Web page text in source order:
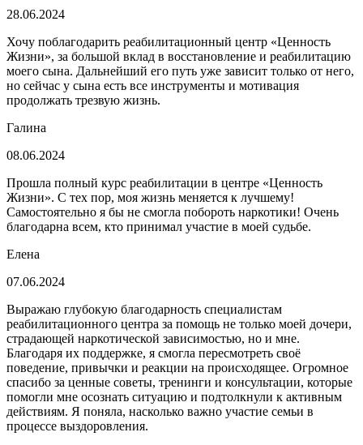
28.06.2024
Хочу поблагодарить реабилитационный центр «Ценность
Жизни», за большой вклад в восстановление и реабилитацию
моего сына. Дальнейший его путь уже зависит только от него,
но сейчас у сына есть все инструменты и мотивация
продолжать трезвую жизнь.
Галина
08.06.2024
Прошла полный курс реабилитации в центре «Ценность
Жизни». С тех пор, моя жизнь меняется к лучшему!
Самостоятельно я бы не смогла побороть наркотики! Очень
благодарна всем, кто принимал участие в моей судьбе.
Елена
07.06.2024
Выражаю глубокую благодарность специалистам
реабилитационного центра за помощь не только моей дочери,
страдающей наркотической зависимостью, но и мне.
Благодаря их поддержке, я смогла пересмотреть своё
поведение, привычки и реакции на происходящее. Огромное
спасибо за ценные советы, тренинги и консультации, которые
помогли мне осознать ситуацию и подтолкнули к активным
действиям. Я поняла, насколько важно участие семьи в
процессе выздоровления.